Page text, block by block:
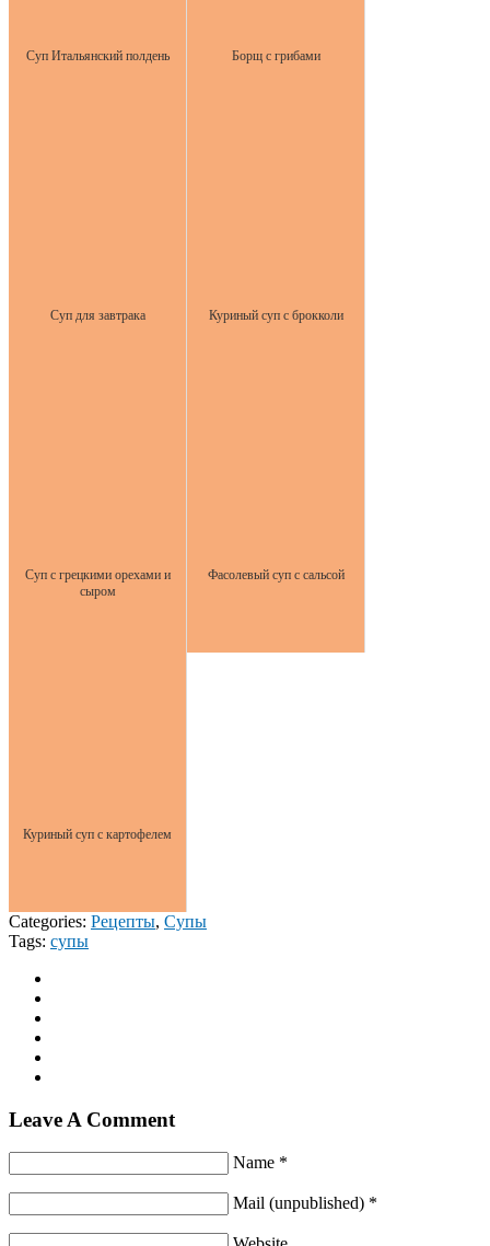
Суп Итальянский полдень Борщ с грибами
Суп для завтрака Куриный суп с брокколи
Суп с грецкими орехами и
сыром
Фасолевый суп с сальсой
Куриный суп с картофелем
Categories: Рецепты, Супы
Tags: супы
Leave A Comment
Name *
Mail (unpublished) *